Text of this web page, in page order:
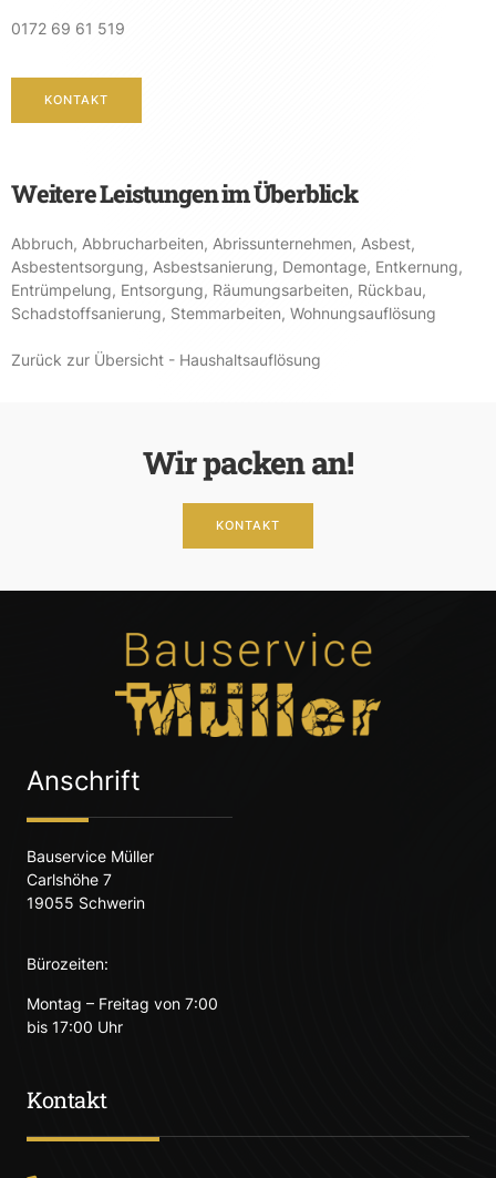
0172 69 61 519
KONTAKT
Weitere Leistungen im Überblick
Abbruch, Abbrucharbeiten, Abrissunternehmen, Asbest,
Asbestentsorgung, Asbestsanierung, Demontage, Entkernung,
Entrümpelung, Entsorgung, Räumungsarbeiten, Rückbau,
Schadstoffsanierung, Stemmarbeiten, Wohnungsauflösung
Zurück zur Übersicht - Haushaltsauflösung
Wir packen an!
KONTAKT
Anschrift
Bauservice Müller
Carlshöhe 7
19055 Schwerin
Bürozeiten:
Montag – Freitag von 7:00
bis 17:00 Uhr
Kontakt